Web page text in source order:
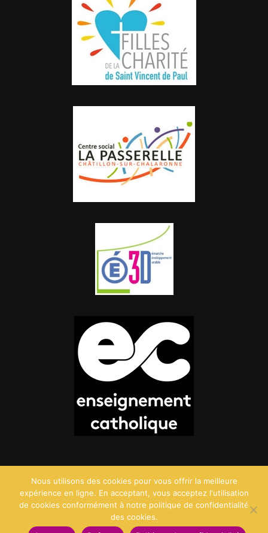
©2026 Saint Charles - Création :Agence Point Com
Nous utilisons des cookies pour vous offrir la meilleure
expérience en ligne. En acceptant, vous acceptez l'utilisation
de cookies conformément à notre politique de confidentialité
des cookies.